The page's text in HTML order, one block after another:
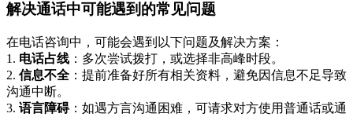
解决通话中可能遇到的常见问题
在电话咨询中，可能会遇到以下问题及解决方案：
1. 电话占线 ：多次尝试拨打，或选择非高峰时段。
2. 信息不全 ：提前准备好所有相关资料，避免因信息不足导致
沟通中断。
3. 语言障碍：如遇方言沟通困难，可请求对方使用普通话或通